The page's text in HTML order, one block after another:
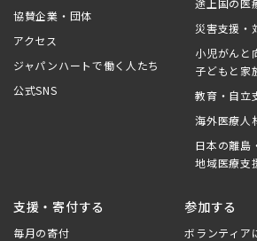
協賛企業・団体
アクセス
ジャパンハートで働く人たち
公式SNS
災害支援・
小児がんと
子どもと家
教育・自立
海外医療人
日本の離島
地域医療支
支援・寄付する
毎月の寄付
参加する
ボランティア